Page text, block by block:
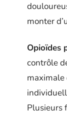
monter
Opioïdes
contrôle
maximale
Plusieurs